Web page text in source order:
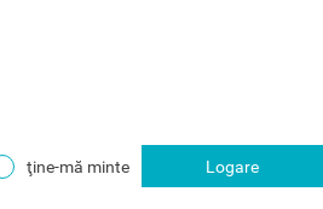
ţine-mă minte Logare